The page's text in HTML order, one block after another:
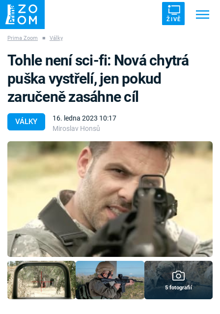
ŽIVĚ
ZÁHADY VETŘELCI DÁVNOVĚKU
Témata
Témata
Pořady
TV Program
Časopis
Sledujte prima+
Přihlášení
Prima Zoom ■ Války
VÁLKY
16. ledna 2023 10:17
Miroslav Honsů
Tohle není sci-fi: Nová chytrá
puška vystřelí, jen pokud
zaručeně zasáhne cíl
5 fotografií